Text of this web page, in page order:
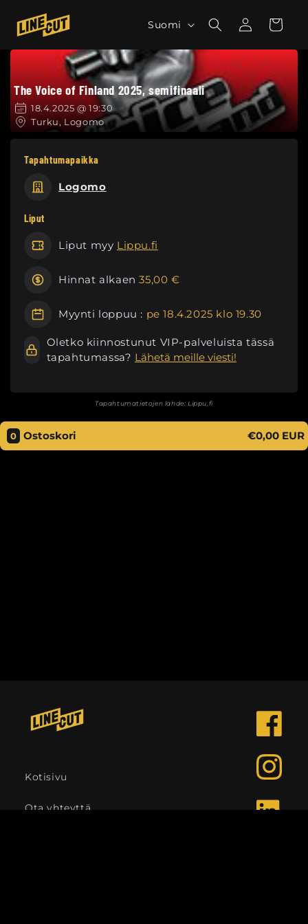
siirry
sisältöön
l
i
Suomi
Kirjaudu
sisään
Ostoskori
The Voice of Finland 2025, semifinaali
18.4.2025 @ 19:30
Turku, Logomo
Tapahtumapaikka
Logomo
Liput
Liput myy Lippu.fi
Hinnat alkaen35,00 €
Myynti loppuu : pe 18.4.2025 klo 19.30
Oletko kiinnostunut VIP-palveluista tässä
tapahtumassa? Lähetä meille viesti!
Tapahtumatietojen lähde:Lippu.fi
0 Ostoskori €0,00 EUR
Kotisivu
Ota yhteyttä
Facebook